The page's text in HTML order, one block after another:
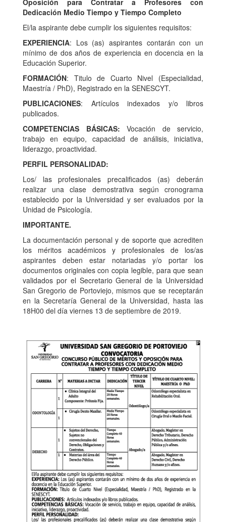
Oposición para Contratar a Profesores con
Dedicación Medio Tiempo y Tiempo Completo
El/la aspirante debe cumplir los siguientes requisitos:
EXPERIENCIA: Los (as) aspirantes contarán con un
mínimo de dos años de experiencia en docencia en la
Educación Superior.
FORMACIÓN: Titulo de Cuarto Nivel (Especialidad,
Maestría / PhD), Registrado en la SENESCYT.
PUBLICACIONES: Artículos indexados y/o libros
publicados.
COMPETENCIAS BÁSICAS: Vocación de servicio,
trabajo en equipo, capacidad de análisis, iniciativa,
liderazgo, proactividad.
PERFIL PERSONALIDAD:
Los/ las profesionales precalificados (as) deberán
realizar una clase demostrativa según cronograma
establecido por la Universidad y ser evaluados por la
Unidad de Psicología.
IMPORTANTE.
La documentación personal y de soporte que acrediten
los méritos académicos y profesionales de los/as
aspirantes deben estar notariadas y/o portar los
documentos originales con copia legible, para que sean
validados por el Secretario General de la Universidad
San Gregorio de Portoviejo, mismos que se receptarán
en la Secretaría General de la Universidad, hasta las
18H00 del día viernes 13 de septiembre de 2019.